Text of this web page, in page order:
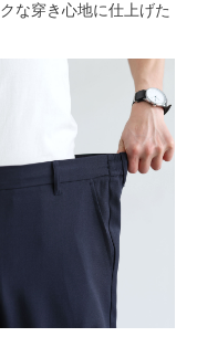
な穿き心地に仕上げた